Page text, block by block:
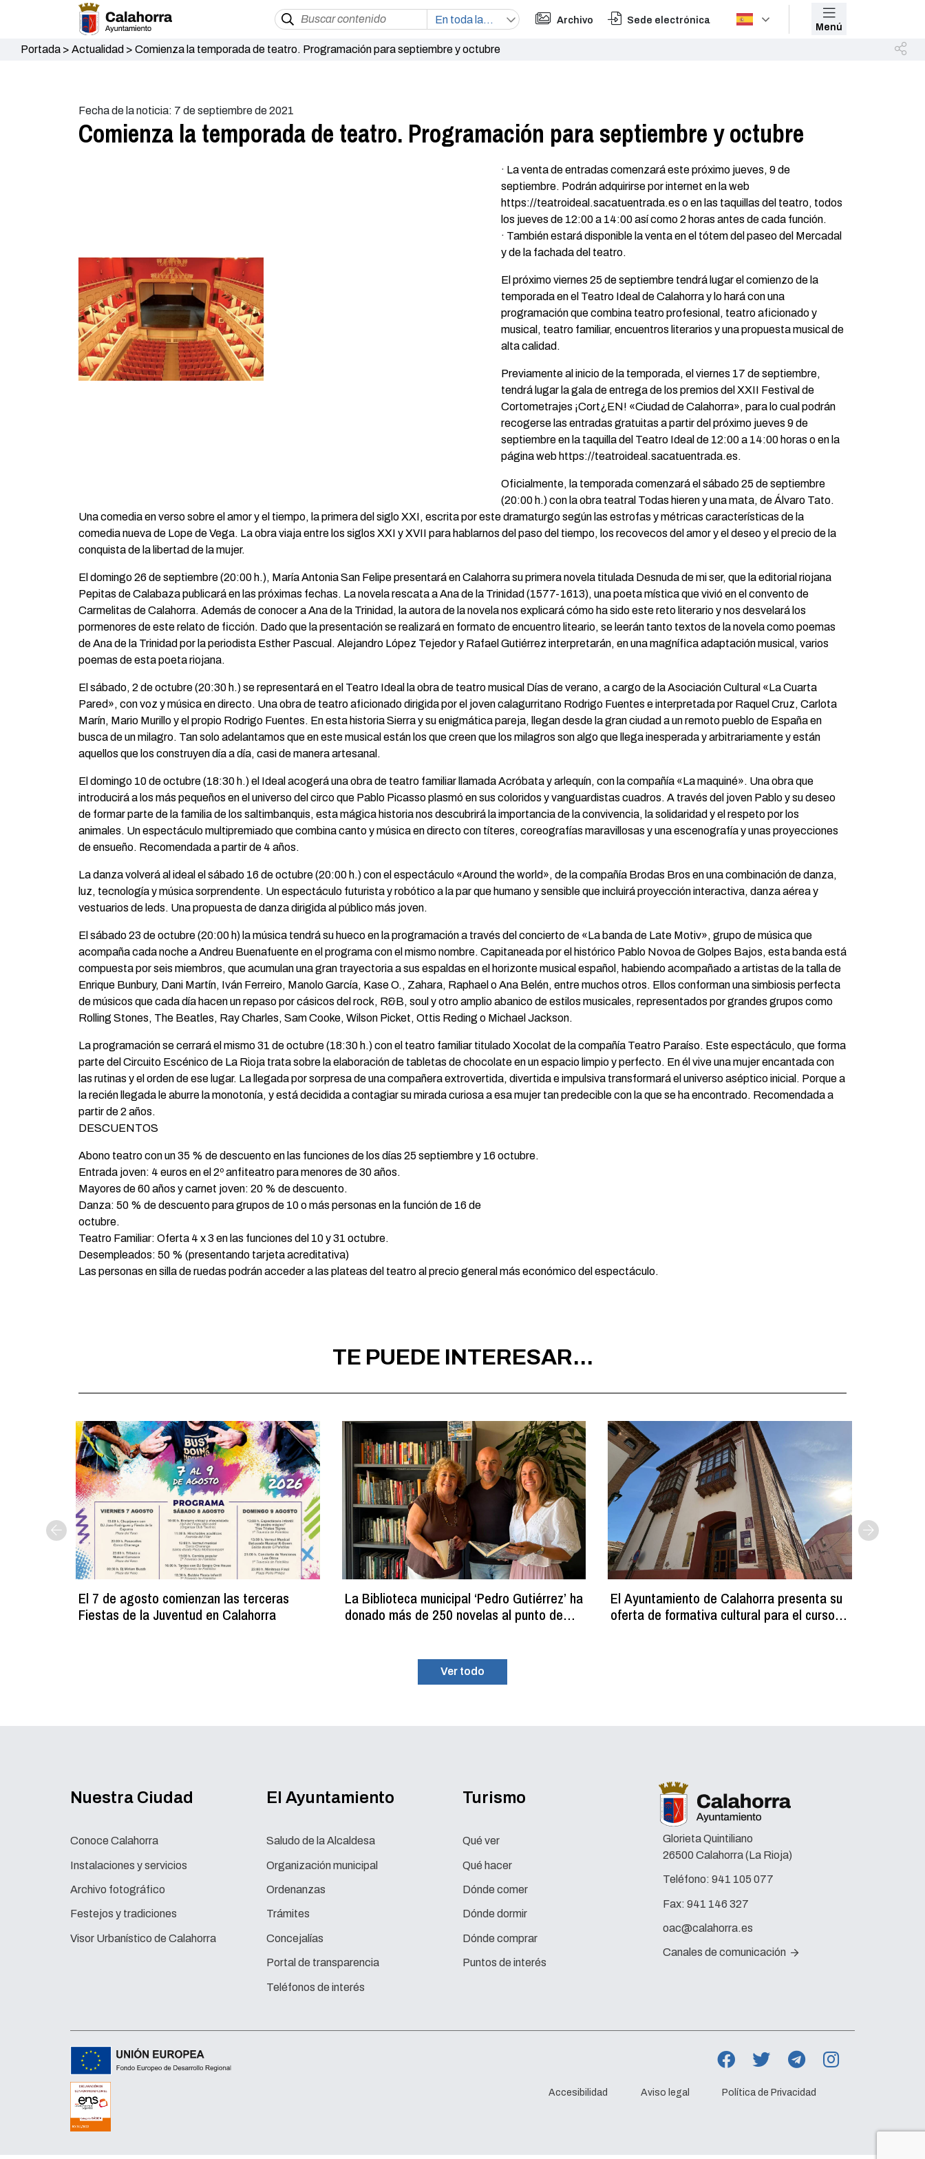
Archivo Sede electrónica
Menú
Portada> Actualidad > Comienza la temporada de teatro. Programación para septiembre y octubre
Fecha de la noticia: 7 de septiembre de 2021
Comienza la temporada de teatro. Programación para septiembre y octubre
· La venta de entradas comenzará este próximo jueves, 9 de
septiembre. Podrán adquirirse por internet en la web
https://teatroideal.sacatuentrada.es o en las taquillas del teatro, todos
los jueves de 12:00 a 14:00 así como 2 horas antes de cada función.
· También estará disponible la venta en el tótem del paseo del Mercadal
y de la fachada del teatro.
El próximo viernes 25 de septiembre tendrá lugar el comienzo de la
temporada en el Teatro Ideal de Calahorra y lo hará con una
programación que combina teatro profesional, teatro aficionado y
musical, teatro familiar, encuentros literarios y una propuesta musical de
alta calidad.
Previamente al inicio de la temporada, el viernes 17 de septiembre,
tendrá lugar la gala de entrega de los premios del XXII Festival de
Cortometrajes ¡Cort¿EN! «Ciudad de Calahorra», para lo cual podrán
recogerse las entradas gratuitas a partir del próximo jueves 9 de
septiembre en la taquilla del Teatro Ideal de 12:00 a 14:00 horas o en la
página web https://teatroideal.sacatuentrada.es.
Oficialmente, la temporada comenzará el sábado 25 de septiembre
(20:00 h.) con la obra teatral Todas hieren y una mata, de Álvaro Tato.
Una comedia en verso sobre el amor y el tiempo, la primera del siglo XXI, escrita por este dramaturgo según las estrofas y métricas características de la
comedia nueva de Lope de Vega. La obra viaja entre los siglos XXI y XVII para hablarnos del paso del tiempo, los recovecos del amor y el deseo y el precio de la
conquista de la libertad de la mujer.
El domingo 26 de septiembre (20:00 h.), María Antonia San Felipe presentará en Calahorra su primera novela titulada Desnuda de mi ser, que la editorial riojana
Pepitas de Calabaza publicará en las próximas fechas. La novela rescata a Ana de la Trinidad (1577-1613), una poeta mística que vivió en el convento de
Carmelitas de Calahorra. Además de conocer a Ana de la Trinidad, la autora de la novela nos explicará cómo ha sido este reto literario y nos desvelará los
pormenores de este relato de ficción. Dado que la presentación se realizará en formato de encuentro liteario, se leerán tanto textos de la novela como poemas
de Ana de la Trinidad por la periodista Esther Pascual. Alejandro López Tejedor y Rafael Gutiérrez interpretarán, en una magnífica adaptación musical, varios
poemas de esta poeta riojana.
El sábado, 2 de octubre (20:30 h.) se representará en el Teatro Ideal la obra de teatro musical Días de verano, a cargo de la Asociación Cultural «La Cuarta
Pared», con voz y música en directo. Una obra de teatro aficionado dirigida por el joven calagurritano Rodrigo Fuentes e interpretada por Raquel Cruz, Carlota
Marín, Mario Murillo y el propio Rodrigo Fuentes. En esta historia Sierra y su enigmática pareja, llegan desde la gran ciudad a un remoto pueblo de España en
busca de un milagro. Tan solo adelantamos que en este musical están los que creen que los milagros son algo que llega inesperada y arbitrariamente y están
aquellos que los construyen día a día, casi de manera artesanal.
El domingo 10 de octubre (18:30 h.) el Ideal acogerá una obra de teatro familiar llamada Acróbata y arlequín, con la compañía «La maquiné». Una obra que
introducirá a los más pequeños en el universo del circo que Pablo Picasso plasmó en sus coloridos y vanguardistas cuadros. A través del joven Pablo y su deseo
de formar parte de la familia de los saltimbanquis, esta mágica historia nos descubrirá la importancia de la convivencia, la solidaridad y el respeto por los
animales. Un espectáculo multipremiado que combina canto y música en directo con títeres, coreografías maravillosas y una escenografía y unas proyecciones
de ensueño. Recomendada a partir de 4 años.
La danza volverá al ideal el sábado 16 de octubre (20:00 h.) con el espectáculo «Around the world», de la compañía Brodas Bros en una combinación de danza,
luz, tecnología y música sorprendente. Un espectáculo futurista y robótico a la par que humano y sensible que incluirá proyección interactiva, danza aérea y
vestuarios de leds. Una propuesta de danza dirigida al público más joven.
El sábado 23 de octubre (20:00 h) la música tendrá su hueco en la programación a través del concierto de «La banda de Late Motiv», grupo de música que
acompaña cada noche a Andreu Buenafuente en el programa con el mismo nombre. Capitaneada por el histórico Pablo Novoa de Golpes Bajos, esta banda está
compuesta por seis miembros, que acumulan una gran trayectoria a sus espaldas en el horizonte musical español, habiendo acompañado a artistas de la talla de
Enrique Bunbury, Dani Martín, Iván Ferreiro, Manolo García, Kase O., Zahara, Raphael o Ana Belén, entre muchos otros. Ellos conforman una simbiosis perfecta
de músicos que cada día hacen un repaso por cásicos del rock, R&B, soul y otro amplio abanico de estilos musicales, representados por grandes grupos como
Rolling Stones, The Beatles, Ray Charles, Sam Cooke, Wilson Picket, Ottis Reding o Michael Jackson.
La programación se cerrará el mismo 31 de octubre (18:30 h.) con el teatro familiar titulado Xocolat de la compañía Teatro Paraíso. Este espectáculo, que forma
parte del Circuito Escénico de La Rioja trata sobre la elaboración de tabletas de chocolate en un espacio limpio y perfecto. En él vive una mujer encantada con
las rutinas y el orden de ese lugar. La llegada por sorpresa de una compañera extrovertida, divertida e impulsiva transformará el universo aséptico inicial. Porque a
la recién llegada le aburre la monotonía, y está decidida a contagiar su mirada curiosa a esa mujer tan predecible con la que se ha encontrado. Recomendada a
partir de 2 años.
DESCUENTOS
Abono teatro con un 35 % de descuento en las funciones de los días 25 septiembre y 16 octubre.
Entrada joven: 4 euros en el 2º anfiteatro para menores de 30 años.
Mayores de 60 años y carnet joven: 20 % de descuento.
Danza: 50 % de descuento para grupos de 10 o más personas en la función de 16 de
octubre.
Teatro Familiar: Oferta 4 x 3 en las funciones del 10 y 31 octubre.
Desempleados: 50 % (presentando tarjeta acreditativa)
Las personas en silla de ruedas podrán acceder a las plateas del teatro al precio general más económico del espectáculo.
TE PUEDE INTERESAR...
El 7 de agosto comienzan las terceras
Fiestas de la Juventud en Calahorra
La Biblioteca municipal ‘Pedro Gutiérrez’ ha
donado más de 250 novelas al punto de
El Ayuntamiento de Calahorra presenta su
oferta de formativa cultural para el curso
Ver todo
Nuestra Ciudad
Conoce Calahorra
Instalaciones y servicios
Archivo fotográfico
Festejos y tradiciones
Visor Urbanístico de Calahorra
El Ayuntamiento
Saludo de la Alcaldesa
Organización municipal
Ordenanzas
Trámites
Concejalías
Portal de transparencia
Teléfonos de interés
Turismo
Qué ver
Qué hacer
Dónde comer
Dónde dormir
Dónde comprar
Puntos de interés
Glorieta Quintiliano
26500 Calahorra (La Rioja)
Teléfono: 941 105 077
Fax: 941 146 327
oac@calahorra.es
Canales de comunicación
Accesibilidad Aviso legal Política de Privacidad